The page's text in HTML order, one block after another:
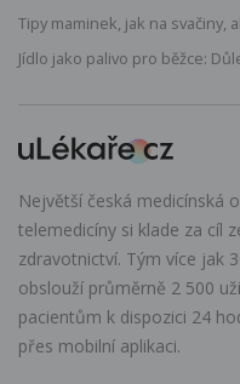
Tipy maminek, jak na
Jídlo jako palivo pro běžce:
Největší česká medicínská
telemedicíny si klade za cíl
zdravotnictví. Tým více jak
obslouží průměrně 2 500
pacientům k dispozici 24
přes mobilní aplikaci.